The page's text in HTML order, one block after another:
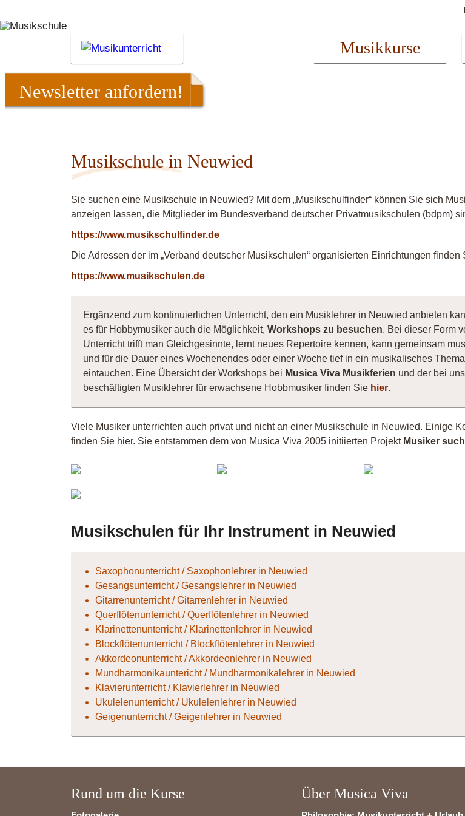
Musikkurse
Newsletter anfordern!
Musikschule in Neuwied
Sie suchen eine Musikschule in Neuwied? Mit dem „Musikschulfinder“ können Sie sich
anzeigen lassen, die Mitglieder im Bundesverband deutscher Privatmusikschulen (bdpm)
https://www.musikschulfinder.de
Die Adressen der im „Verband deutscher Musikschulen“ organisierten Einrichtungen finden
https://www.musikschulen.de
Ergänzend zum kontinuierlichen Unterricht, den ein Musiklehrer in Neuwied anbieten
es für Hobbymusiker auch die Möglichkeit, Workshops zu besuchen. Bei dieser Form
Unterricht trifft man Gleichgesinnte, lernt neues Repertoire kennen, kann gemeinsam
und für die Dauer eines Wochenendes oder einer Woche tief in ein musikalisches Thema
eintauchen. Eine Übersicht der Workshops bei Musica Viva Musikferien und der bei uns
beschäftigten Musiklehrer für erwachsene Hobbmusiker finden Sie hier.
Viele Musiker unterrichten auch privat und nicht an einer Musikschule in Neuwied. Einige
finden Sie hier. Sie entstammen dem von Musica Viva 2005 initiierten Projekt Musiker
Musikschulen für Ihr Instrument in Neuwied
Saxophonunterricht / Saxophonlehrer in Neuwied
Gesangsunterricht / Gesangslehrer in Neuwied
Gitarrenunterricht / Gitarrenlehrer in Neuwied
Querflötenunterricht / Querflötenlehrer in Neuwied
Klarinettenunterricht / Klarinettenlehrer in Neuwied
Blockflötenunterricht / Blockflötenlehrer in Neuwied
Akkordeonunterricht / Akkordeonlehrer in Neuwied
Mundharmonikauntericht / Mundharmonikalehrer in Neuwied
Klavierunterricht / Klavierlehrer in Neuwied
Ukulelenunterricht / Ukulelenlehrer in Neuwied
Geigenunterricht / Geigenlehrer in Neuwied
Rund um die Kurse Über Musica Viva